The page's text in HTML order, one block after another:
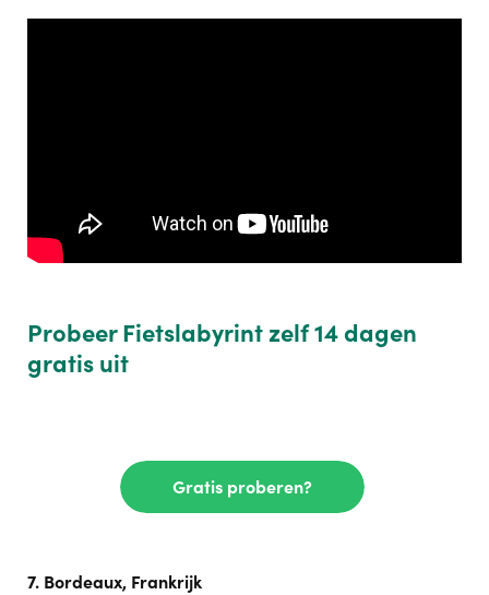
Probeer Fietslabyrint zelf 14 dagen
gratis uit
Gratis proberen?
7. Bordeaux, Frankrijk